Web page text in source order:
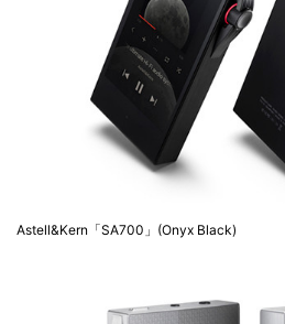
Astell&Kern「SA700」(Onyx Black)